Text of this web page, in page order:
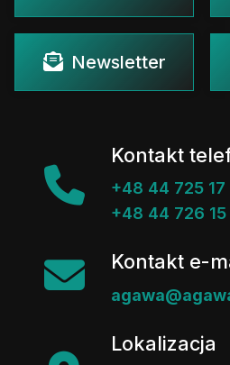
Newsletter
Kontakt
+48 44 725 17
+48 44 726
Kontakt e-
Lokalizacja